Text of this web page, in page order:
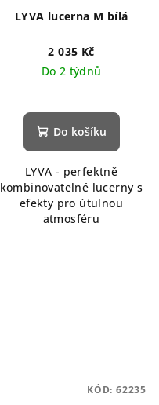
LYVA lucerna M bílá
2 035 Kč
Do 2 týdnů
Do košíku
LYVA - perfektně
kombinovatelné lucerny s
efekty pro útulnou
atmosféru
KÓD: 62235